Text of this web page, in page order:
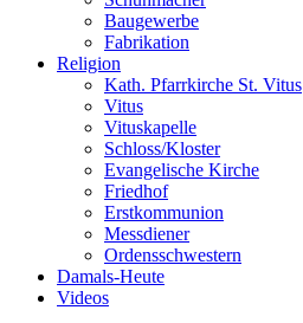
Baugewerbe
Fabrikation
Religion
Kath. Pfarrkirche St. Vitus
Vitus
Vituskapelle
Schloss/Kloster
Evangelische Kirche
Friedhof
Erstkommunion
Messdiener
Ordensschwestern
Damals-Heute
Videos